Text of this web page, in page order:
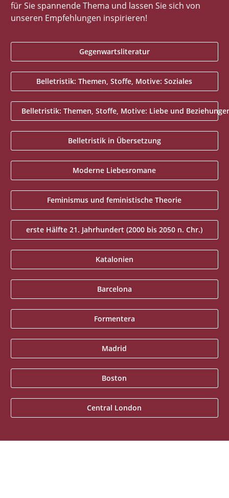
für Sie spannende Thema und lassen Sie sich von
unseren Empfehlungen inspirieren!
Gegenwartsliteratur
Belletristik: Themen, Stoffe, Motive: Soziales
Belletristik: Themen, Stoffe, Motive: Liebe und
Belletristik in Übersetzung
Moderne Liebesromane
Feminismus und feministische Theorie
erste Hälfte 21. Jahrhundert (2000 bis 2050 n. Chr.)
Katalonien
Barcelona
Formentera
Madrid
Boston
Central London